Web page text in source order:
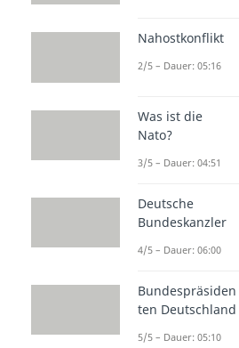
Nahostkonflikt
2/5 – Dauer: 05:16
Was ist die
Nato?
3/5 – Dauer: 04:51
Deutsche
Bundeskanzler
4/5 – Dauer: 06:00
Bundespräsiden
ten Deutschland
5/5 – Dauer: 05:10